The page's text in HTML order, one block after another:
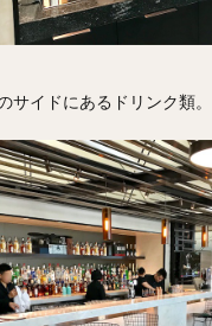
サイドにあるドリンク類。